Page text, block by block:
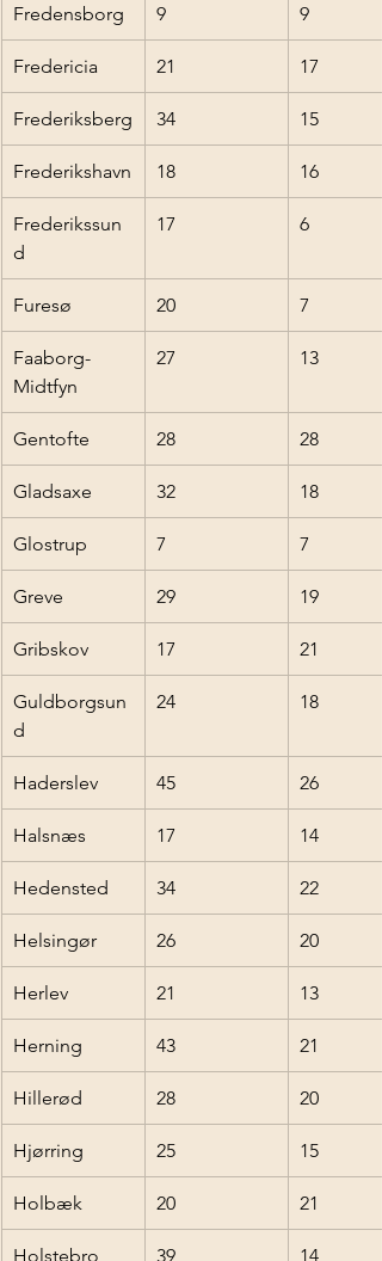
Fredensborg 9 9
Fredericia 21 17
Frederiksberg 34 15
Frederikshavn 18 16
Frederikssun
d
17 6
Furesø 20 7
Faaborg-
Midtfyn
27 13
Gentofte 28 28
Gladsaxe 32 18
Glostrup 7 7
Greve 29 19
Gribskov 17 21
Guldborgsun
d
24 18
Haderslev 45 26
Halsnæs 17 14
Hedensted 34 22
Helsingør 26 20
Herlev 21 13
Herning 43 21
Hillerød 28 20
Hjørring 25 15
Holbæk 20 21
Holstebro 39 14